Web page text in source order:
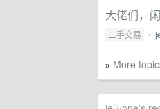
大佬们，
二手交易 •
» More